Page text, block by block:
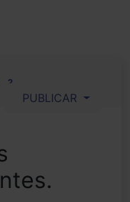
2
PUBLICAR